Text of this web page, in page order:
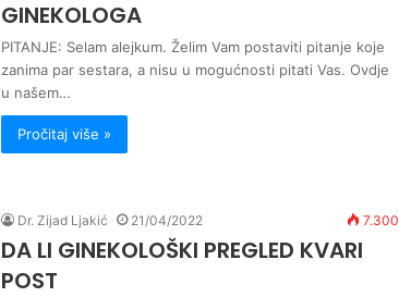
GINEKOLOGA
PITANJE: Selam alejkum. Želim Vam postaviti pitanje koje
zanima par sestara, a nisu u mogućnosti pitati Vas. Ovdje
u našem…
Pročitaj više »
Dr. Zijad Ljakić 21/04/2022 7.300
DA LI GINEKOLOŠKI PREGLED KVARI
POST